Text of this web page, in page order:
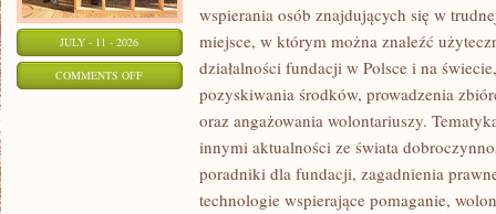
JULY - 11 - 2026
COMMENTS OFFON
POMAGAĆ?
wspierania osób znajdujących się w
miejsce, w którym można znaleźć
działalności fundacji w Polsce i na
pozyskiwania środków, prowadzenia
oraz angażowania wolontariuszy.
innymi aktualności ze świata
poradniki dla fundacji, zagadnienia
technologie wspierające pomaganie,